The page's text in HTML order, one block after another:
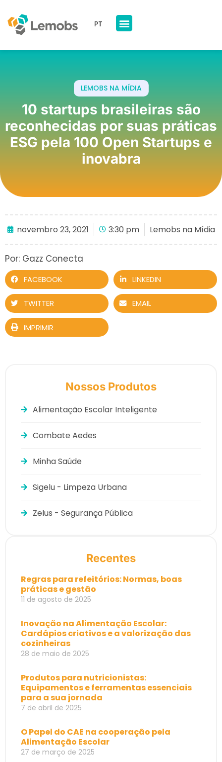
PT
LEMOBS NA MÍDIA
10 startups brasileiras são
reconhecidas por suas práticas
ESG pela 100 Open Startups e
inovabra
novembro 23, 2021 3:30 pm Lemobs na Mídia
Por: Gazz Conecta
FACEBOOK LINKEDIN
TWITTER EMAIL
IMPRIMIR
Nossos Produtos
Alimentação Escolar Inteligente
Combate Aedes
Minha Saúde
Sigelu - Limpeza Urbana
Zelus - Segurança Pública
Recentes
Regras para refeitórios: Normas, boas
práticas e gestão
11 de agosto de 2025
Inovação na Alimentação Escolar:
Cardápios criativos e a valorização das
cozinheiras
28 de maio de 2025
Produtos para nutricionistas:
Equipamentos e ferramentas essenciais
para a sua jornada
7 de abril de 2025
O Papel do CAE na cooperação pela
Alimentação Escolar
27 de março de 2025